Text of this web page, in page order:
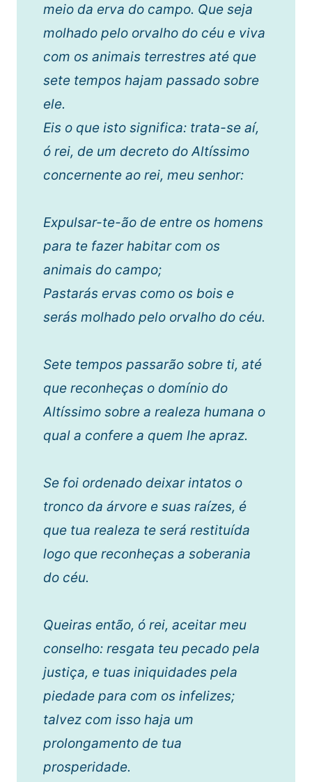
meio da erva do campo. Que seja
molhado pelo orvalho do céu e viva
com os animais terrestres até que
sete tempos hajam passado sobre
ele.
Eis o que isto significa: trata-se aí,
ó rei, de um decreto do Altíssimo
concernente ao rei, meu senhor:
Expulsar-te-ão de entre os homens
para te fazer habitar com os
animais do campo;
Pastarás ervas como os bois e
serás molhado pelo orvalho do céu.
Sete tempos passarão sobre ti, até
que reconheças o domínio do
Altíssimo sobre a realeza humana o
qual a confere a quem lhe apraz.
Se foi ordenado deixar intatos o
tronco da árvore e suas raízes, é
que tua realeza te será restituída
logo que reconheças a soberania
do céu.
Queiras então, ó rei, aceitar meu
conselho: resgata teu pecado pela
justiça, e tuas iniquidades pela
piedade para com os infelizes;
talvez com isso haja um
prolongamento de tua
prosperidade.